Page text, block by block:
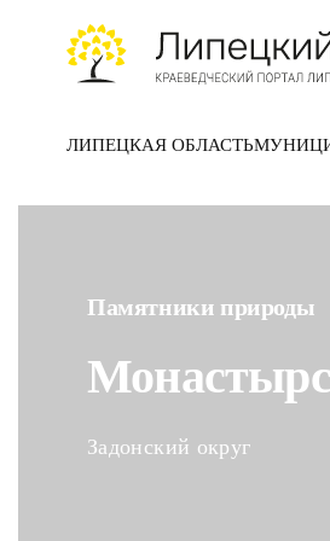
Skip to main content
ЛИПЕЦКАЯ ОБЛАСТЬ
Памятники природы
Задонский округ